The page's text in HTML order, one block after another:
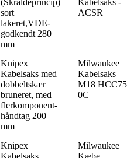
sort
lakeret,VDE-
godkendt 280
mm
ACSR
Knipex
Kabelsaks med
dobbeltskær
bruneret, med
flerkomponent-
håndtag 200
mm
Milwaukee
Kabelsaks
M18
0C
Knipex
Kabelsaks
Milwaukee
Kæbe +